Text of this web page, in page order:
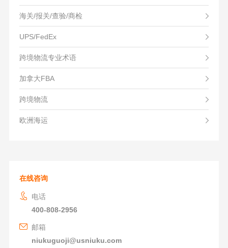
海关/报关/查验/商检
UPS/FedEx
跨境物流专业术语
加拿大FBA
跨境物流
欧洲海运
在线咨询
电话
400-808-2956
邮箱
niukuguoji@usniuku.com